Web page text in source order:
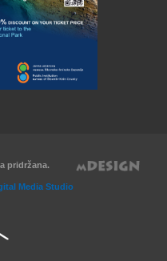
pridržana.
Media Studio